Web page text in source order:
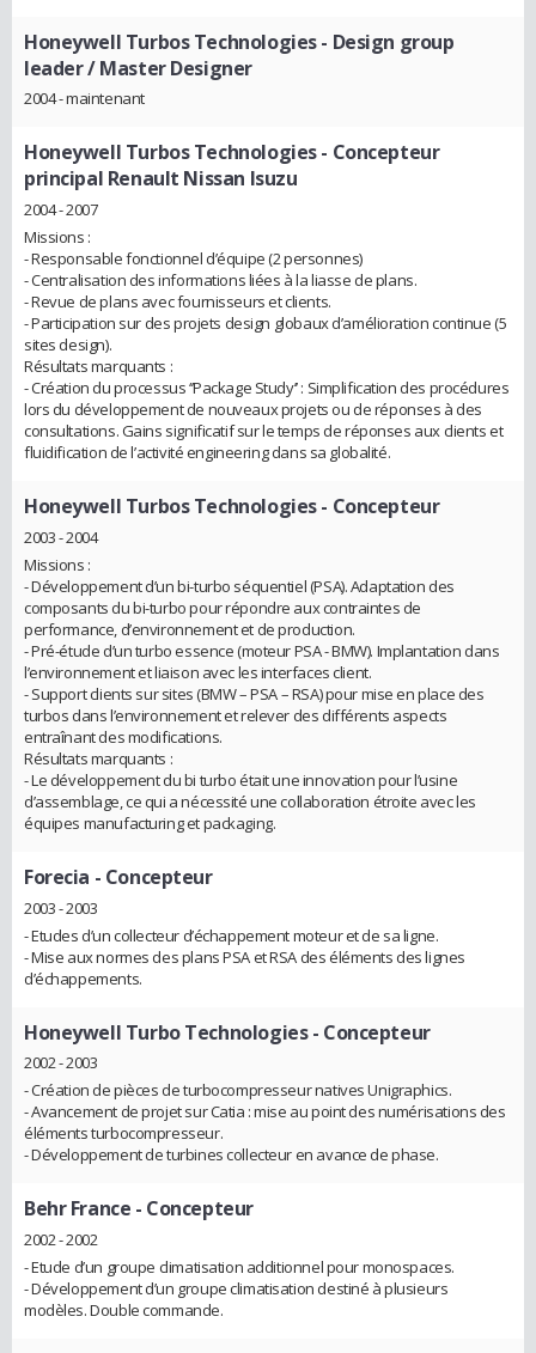
Honeywell Turbos Technologies- Design group
leader / Master Designer
2004 - maintenant
Honeywell Turbos Technologies- Concepteur
principal Renault Nissan Isuzu
2004 - 2007
Missions :
- Responsable fonctionnel d’équipe (2 personnes)
- Centralisation des informations liées à la liasse de plans.
- Revue de plans avec fournisseurs et clients.
- Participation sur des projets design globaux d’amélioration continue (5
sites design).
Résultats marquants :
- Création du processus ‘’Package Study’’ : Simplification des procédures
lors du développement de nouveaux projets ou de réponses à des
consultations. Gains significatif sur le temps de réponses aux clients et
fluidification de l’activité engineering dans sa globalité.
Honeywell Turbos Technologies- Concepteur
2003 - 2004
Missions :
- Développement d’un bi-turbo séquentiel (PSA). Adaptation des
composants du bi-turbo pour répondre aux contraintes de
performance, d’environnement et de production.
- Pré-étude d’un turbo essence (moteur PSA - BMW). Implantation dans
l’environnement et liaison avec les interfaces client.
- Support clients sur sites (BMW – PSA – RSA) pour mise en place des
turbos dans l’environnement et relever des différents aspects
entraînant des modifications.
Résultats marquants :
- Le développement du bi turbo était une innovation pour l’usine
d’assemblage, ce qui a nécessité une collaboration étroite avec les
équipes manufacturing et packaging.
Forecia - Concepteur
2003 - 2003
- Etudes d’un collecteur d’échappement moteur et de sa ligne.
- Mise aux normes des plans PSA et RSA des éléments des lignes
d’échappements.
Honeywell Turbo Technologies- Concepteur
2002 - 2003
- Création de pièces de turbocompresseur natives Unigraphics.
- Avancement de projet sur Catia : mise au point des numérisations des
éléments turbocompresseur.
- Développement de turbines collecteur en avance de phase.
Behr France - Concepteur
2002 - 2002
- Etude d’un groupe climatisation additionnel pour monospaces.
- Développement d’un groupe climatisation destiné à plusieurs
modèles. Double commande.